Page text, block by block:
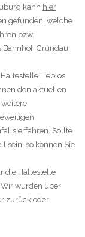
kann hier
gefunden, welche
bzw.
Bahnhof, Gründau
Lieblos
den aktuellen
erfahren. Sollte
sein, so können Sie
die Haltestelle
wurden über
zurück oder